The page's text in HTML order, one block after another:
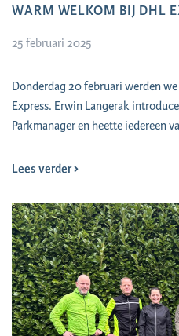
WARM WELKOM BIJ DHL
25 februari 2025
Donderdag 20 februari werden
Express. Erwin Langerak
Parkmanager en heette iedereen
Lees verder